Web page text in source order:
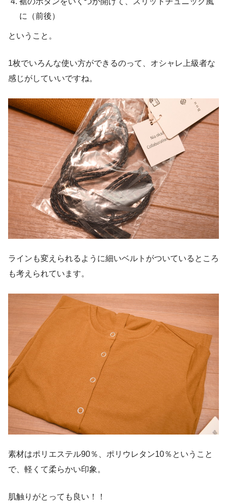
に（前後）
ということ。
1枚でいろんな使い方ができるのって、オシャレ上級者な
感じがしていいですね。
ラインも変えられるように細いベルトがついているところ
も考えられています。
素材はポリエステル90％、ポリウレタン10％ということ
で、軽くて柔らかい印象。
肌触りがとっても良い！！